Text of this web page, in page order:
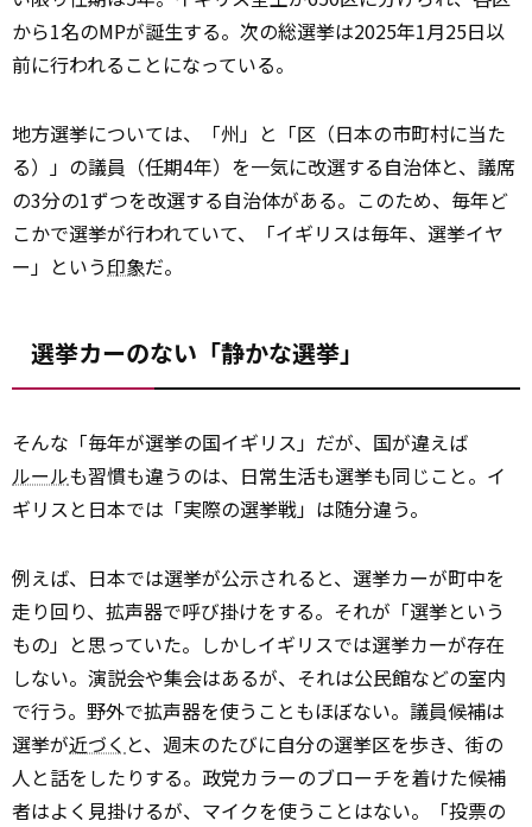
から1名のMPが誕生する。次の総選挙は2025年1月25日以
前に行われることになっている。
地方選挙については、「州」と「区（日本の市町村に当た
る）」の議員（任期4年）を一気に改選する自治体と、議席
の3分の1ずつを改選する自治体がある。このため、毎年ど
こかで選挙が行われていて、「イギリスは毎年、選挙イヤ
ー」という印象だ。
選挙カーのない「静かな選挙」
そんな「毎年が選挙の国イギリス」だが、国が違えば
ルールも習慣も違うのは、日常生活も選挙も同じこと。イ
ギリスと日本では「実際の選挙戦」は随分違う。
例えば、日本では選挙が公示されると、選挙カーが町中を
走り回り、拡声器で呼び掛けをする。それが「選挙という
もの」と思っていた。しかしイギリスでは選挙カーが存在
しない。演説会や集会はあるが、それは公民館などの室内
で行う。野外で拡声器を使うこともほぼない。議員候補は
選挙が近づく と、週末のたびに自分の選挙区を歩き、街の
人と話をしたりする。政党カラーのブローチを着けた候補
者はよく見掛けるが、マイクを使うことはない。「投票の